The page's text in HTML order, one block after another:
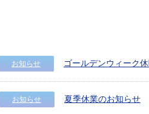
お知らせ ゴールデンウィーク
お知らせ 夏季休業のお知らせ